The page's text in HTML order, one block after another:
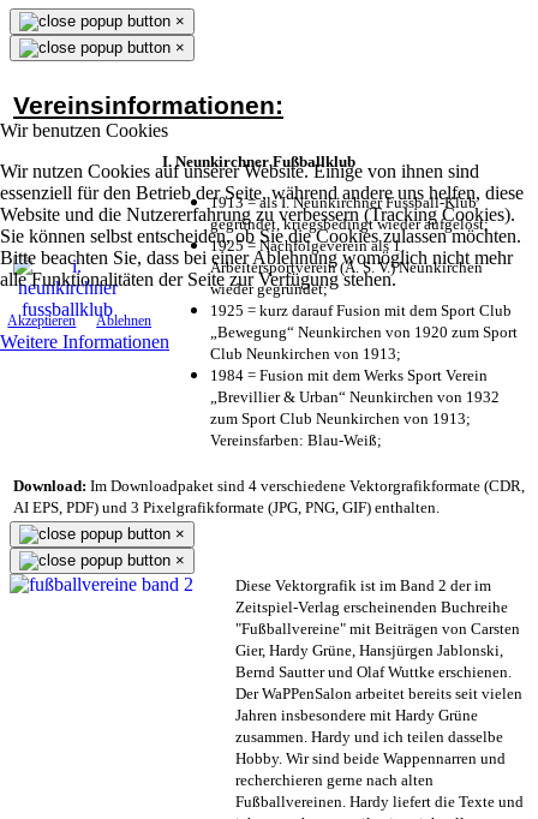
Wir benutzen Cookies
Wir nutzen Cookies auf unserer Website. Einige von ihnen sind
essenziell für den Betrieb der Seite, während andere uns helfen, diese
Website und die Nutzererfahrung zu verbessern (Tracking Cookies).
Sie können selbst entscheiden, ob Sie die Cookies zulassen möchten.
Bitte beachten Sie, dass bei einer Ablehnung womöglich nicht mehr
alle Funktionalitäten der Seite zur Verfügung stehen.
Akzeptieren Ablehnen
Weitere Informationen
×
×
Vereinsinformationen:
I. Neunkirchner Fußballklub
1913 = als I. Neunkirchner Fussball-Klub
gegründet, kriegsbedingt wieder aufgelöst;
1925 = Nachfolgeverein als 1.
Arbeitersportverein (A. S. V.) Neunkirchen
wieder gegründet;
1925 = kurz darauf Fusion mit dem Sport Club
„Bewegung“ Neunkirchen von 1920 zum Sport
Club Neunkirchen von 1913;
1984 = Fusion mit dem Werks Sport Verein
„Brevillier & Urban“ Neunkirchen von 1932
zum Sport Club Neunkirchen von 1913;
Vereinsfarben: Blau-Weiß;
Download: Im Downloadpaket sind 4 verschiedene Vektorgrafikformate (CDR,
AI EPS, PDF) und 3 Pixelgrafikformate (JPG, PNG, GIF) enthalten.
×
×
Diese Vektorgrafik ist im Band 2 der im
Zeitspiel-Verlag erscheinenden Buchreihe
"Fußballvereine" mit Beiträgen von Carsten
Gier, Hardy Grüne, Hansjürgen Jablonski,
Bernd Sautter und Olaf Wuttke erschienen.
Der WaPPenSalon arbeitet bereits seit vielen
Jahren insbesondere mit Hardy Grüne
zusammen. Hardy und ich teilen dasselbe
Hobby. Wir sind beide Wappennarren und
recherchieren gerne nach alten
Fußballvereinen. Hardy liefert die Texte und